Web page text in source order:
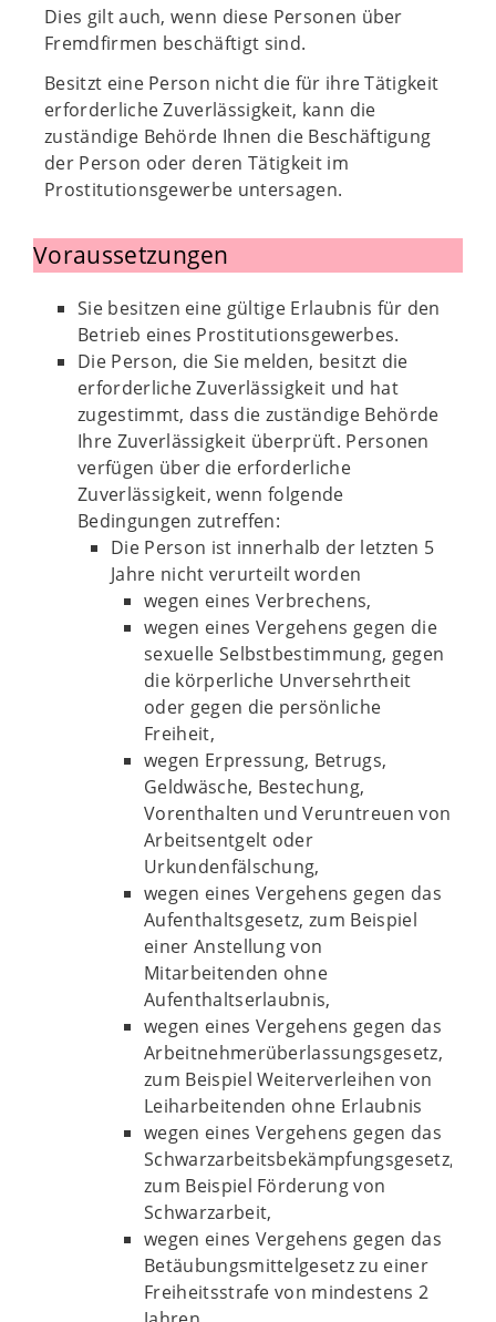
Dies gilt auch, wenn diese Personen über
Fremdfirmen beschäftigt sind.
Besitzt eine Person nicht die für ihre Tätigkeit
erforderliche Zuverlässigkeit, kann die
zuständige Behörde Ihnen die Beschäftigung
der Person oder deren Tätigkeit im
Prostitutionsgewerbe untersagen.
Voraussetzungen
Sie besitzen eine gültige Erlaubnis für den
Betrieb eines Prostitutionsgewerbes.
Die Person, die Sie melden, besitzt die
erforderliche Zuverlässigkeit und hat
zugestimmt, dass die zuständige Behörde
Ihre Zuverlässigkeit überprüft. Personen
verfügen über die erforderliche
Zuverlässigkeit, wenn folgende
Bedingungen zutreffen:
Die Person ist innerhalb der letzten 5
Jahre nicht verurteilt worden
wegen eines Verbrechens,
wegen eines Vergehens gegen die
sexuelle Selbstbestimmung, gegen
die körperliche Unversehrtheit
oder gegen die persönliche
Freiheit,
wegen Erpressung, Betrugs,
Geldwäsche, Bestechung,
Vorenthalten und Veruntreuen von
Arbeitsentgelt oder
Urkundenfälschung,
wegen eines Vergehens gegen das
Aufenthaltsgesetz, zum Beispiel
einer Anstellung von
Mitarbeitenden ohne
Aufenthaltserlaubnis,
wegen eines Vergehens gegen das
Arbeitnehmerüberlassungsgesetz,
zum Beispiel Weiterverleihen von
Leiharbeitenden ohne Erlaubnis
wegen eines Vergehens gegen das
Schwarzarbeitsbekämpfungsgesetz,
zum Beispiel Förderung von
Schwarzarbeit,
wegen eines Vergehens gegen das
Betäubungsmittelgesetz zu einer
Freiheitsstrafe von mindestens 2